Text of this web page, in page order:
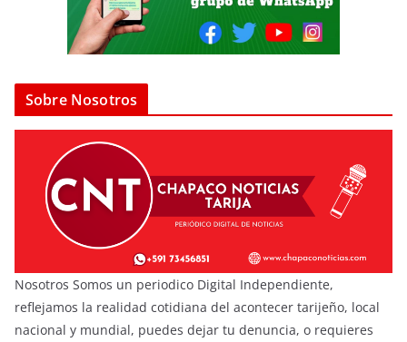
Sobre Nosotros
Nosotros Somos un periodico Digital Independiente,
reflejamos la realidad cotidiana del acontecer tarijeño, local
nacional y mundial, puedes dejar tu denuncia, o requieres